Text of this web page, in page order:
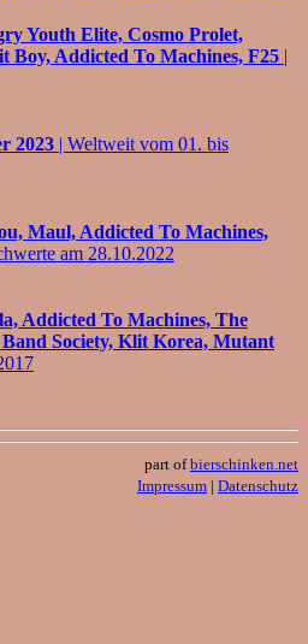
Youth Elite, Cosmo Prolet,
Boy, Addicted To Machines, F25 |
2023 | Weltweit vom 01. bis
Maul, Addicted To Machines,
am 28.10.2022
Addicted To Machines, The
Society, Klit Korea, Mutant
part ofbierschinken.net
Impressum | Datenschutz